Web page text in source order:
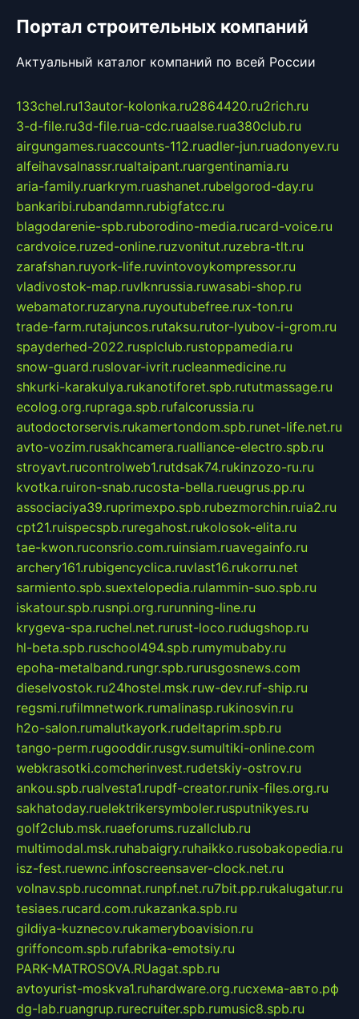
Портал строительных компаний
Актуальный каталог компаний по всей России
133chel.ru13autor-kolonka.ru2864420.ru2rich.ru
3-d-file.ru3d-file.rua-cdc.ruaalse.rua380club.ru
airgungames.ruaccounts-112.ruadler-jun.ruadonyev.ru
alfeihavsalnassr.rualtaipant.ruargentinamia.ru
aria-family.ruarkrym.ruashanet.rubelgorod-day.ru
bankaribi.rubandamn.rubigfatcc.ru
blagodarenie-spb.ruborodino-media.rucard-voice.ru
cardvoice.ruzed-online.ruzvonitut.ruzebra-tlt.ru
zarafshan.ruyork-life.ruvintovoykompressor.ru
vladivostok-map.ruvlknrussia.ruwasabi-shop.ru
webamator.ruzaryna.ruyoutubefree.rux-ton.ru
trade-farm.rutajuncos.rutaksu.rutor-lyubov-i-grom.ru
spayderhed-2022.rusplclub.rustoppamedia.ru
snow-guard.ruslovar-ivrit.rucleanmedicine.ru
shkurki-karakulya.rukanotiforet.spb.rututmassage.ru
ecolog.org.rupraga.spb.rufalcorussia.ru
autodoctorservis.rukamertondom.spb.runet-life.net.ru
avto-vozim.rusakhcamera.rualliance-electro.spb.ru
stroyavt.rucontrolweb1.rutdsak74.rukinzozo-ru.ru
kvotka.ruiron-snab.rucosta-bella.rueugrus.pp.ru
associaciya39.ruprimexpo.spb.rubezmorchin.ruia2.ru
cpt21.ruispecspb.ruregahost.rukolosok-elita.ru
tae-kwon.ruconsrio.com.ruinsiam.ruavegainfo.ru
archery161.rubigencyclica.ruvlast16.rukorru.net
sarmiento.spb.suextelopedia.rulammin-suo.spb.ru
iskatour.spb.rusnpi.org.rurunning-line.ru
krygeva-spa.ruchel.net.rurust-loco.rudugshop.ru
hl-beta.spb.ruschool494.spb.rumymubaby.ru
epoha-metalband.rungr.spb.rurusgosnews.com
dieselvostok.ru24hostel.msk.ruw-dev.ruf-ship.ru
regsmi.rufilmnetwork.rumalinasp.rukinosvin.ru
h2o-salon.rumalutkayork.rudeltaprim.spb.ru
tango-perm.rugooddir.rusgv.sumultiki-online.com
webkrasotki.comcherinvest.rudetskiy-ostrov.ru
ankou.spb.rualvesta1.rupdf-creator.runix-files.org.ru
sakhatoday.ruelektrikersymboler.rusputnikyes.ru
golf2club.msk.ruaeforums.ruzallclub.ru
multimodal.msk.ruhabaigry.ruhaikko.rusobakopedia.ru
isz-fest.ruewnc.infoscreensaver-clock.net.ru
volnav.spb.rucomnat.runpf.net.ru7bit.pp.rukalugatur.ru
tesiaes.rucard.com.rukazanka.spb.ru
gildiya-kuznecov.rukameryboavision.ru
griffoncom.spb.rufabrika-emotsiy.ru
PARK-MATROSOVA.RUagat.spb.ru
avtoyurist-moskva1.ruhardware.org.ruсхема-авто.рф
dg-lab.ruangrup.rurecruiter.spb.rumusic8.spb.ru